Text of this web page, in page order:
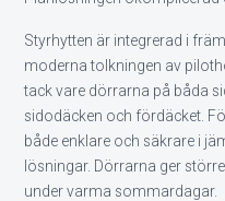
Styrhytten är integrerad i
moderna tolkningen av
tack vare dörrarna på båda
sidodäcken och fördäcket.
både enklare och säkrare i
lösningar. Dörrarna ger
under varma sommardagar.